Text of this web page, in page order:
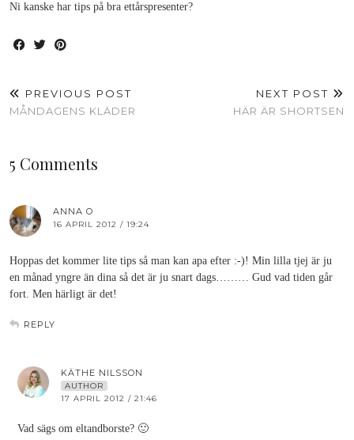
Ni kanske har tips på bra ettårspresenter?
PREVIOUS POST
MÅNDAGENS KLÄDER
NEXT POST
HÄR ÄR SHORTSEN
5 Comments
ANNA O
16 APRIL 2012 / 19:24
Hoppas det kommer lite tips så man kan apa efter :-)! Min lilla tjej är ju
en månad yngre än dina så det är ju snart dags……… Gud vad tiden går
fort. Men härligt är det!
REPLY
KÄTHE NILSSON
AUTHOR
17 APRIL 2012 / 21:46
Vad sägs om eltandborste? 🙂